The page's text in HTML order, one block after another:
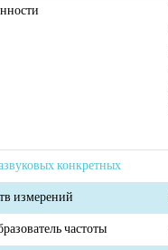
конкретных
измерений
частоты